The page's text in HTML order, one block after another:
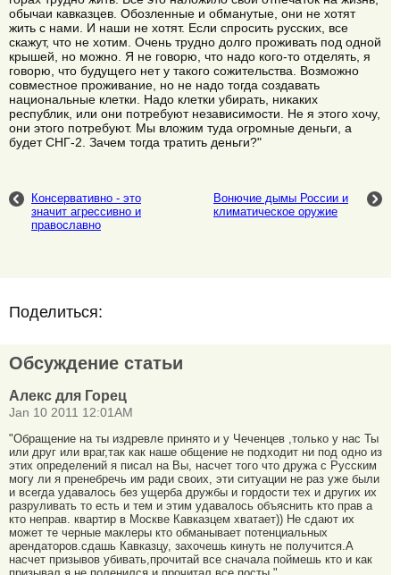
обычаи кавказцев. Обозленные и обманутые, они не хотят
жить с нами. И наши не хотят. Если спросить русских, все
скажут, что не хотим. Очень трудно долго проживать под одной
крышей, но можно. Я не говорю, что надо кого-то отделять, я
говорю, что будущего нет у такого сожительства. Возможно
совместное проживание, но не надо тогда создавать
национальные клетки. Надо клетки убирать, никаких
республик, или они потребуют независимости. Не я этого хочу,
они этого потребуют. Мы вложим туда огромные деньги, а
будет СНГ-2. Зачем тогда тратить деньги?"
Консервативно - это
значит агрессивно и
православно
Вонючие дымы России и
климатическое оружие
Поделиться:
Обсуждение статьи
Алекс для Горец
Jan 10 2011 12:01AM
"Обращение на ты издревле принято и у Чеченцев ,только у нас Ты
или друг или враг,так как наше общение не подходит ни под одно из
этих определений я писал на Вы, насчет того что дружа с Русским
могу ли я пренебречь им ради своих, эти ситуации не раз уже были
и всегда удавалось без ущерба дружбы и гордости тех и других их
разруливать то есть и тем и этим удавалось объяснить кто прав а
кто неправ. квартир в Москве Кавказцем хватает)) Не сдают их
может те черные маклеры кто обманывает потенциальных
арендаторов.сдашь Кавказцу, захочешь кинуть не получится.А
насчет призывов убивать,прочитай все сначала поймешь кто и как